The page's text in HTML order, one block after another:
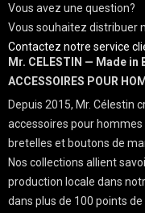
Vous avez une question?
Vous souhaitez distribuer
Contactez notre service
Mr. CELESTIN — Made in
ACCESSOIRES POUR
Depuis 2015, Mr. Célestin
accessoires pour
bretelles et boutons de
Nos collections allient
production locale dans
dans plus de 100 points